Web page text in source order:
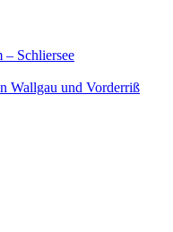
– Schliersee
Wallgau und Vorderriß